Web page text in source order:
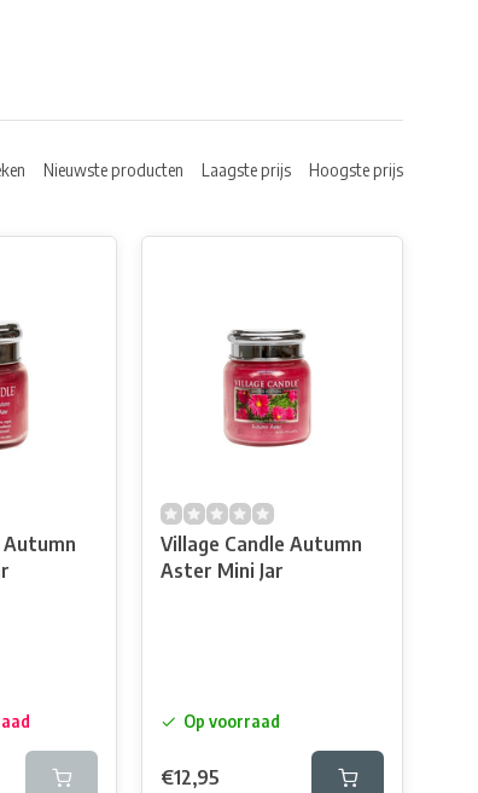
Nieuwste producten Laagste prijs Hoogste prijs
Autumn
Village Candle Autumn
Aster Mini Jar
Op voorraad
€12,95